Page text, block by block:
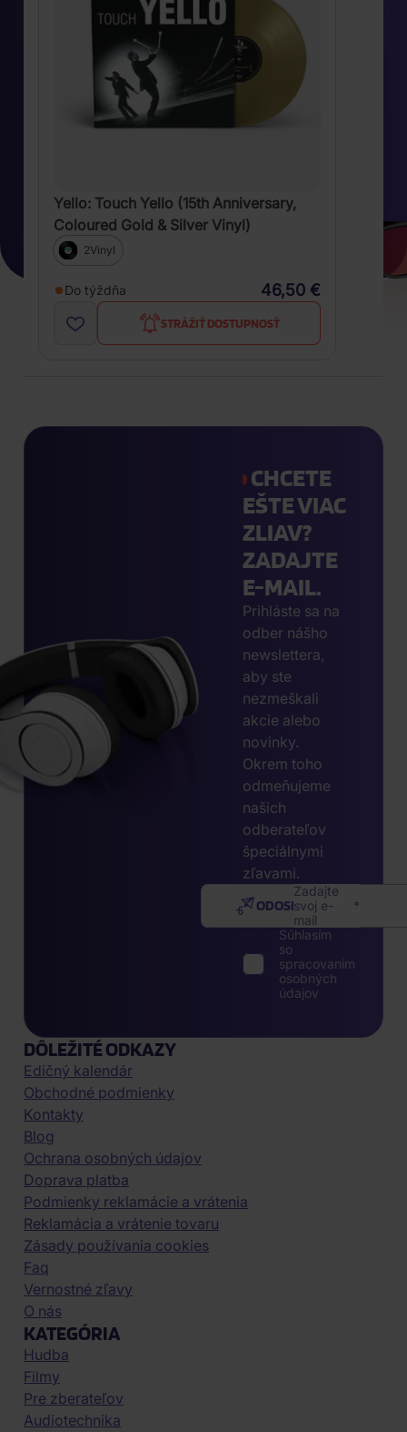
Yello: Touch Yello (15th Anniversary,
Coloured Gold & Silver Vinyl)
2Vinyl
Do týždňa 46,50 €
STRÁŽIŤ DOSTUPNOSŤ
CHCETE
EŠTE VIAC
ZLIAV?
ZADAJTE
E-MAIL.
Prihláste sa na
odber nášho
newslettera,
aby ste
nezmeškali
akcie alebo
novinky.
Okrem toho
odmeňujeme
našich
odberateľov
špeciálnymi
zľavami.
Zadajte
svoj e-
mail
ODOSLAŤ
Súhlasím
so
spracovaním
osobných
údajov
DÔLEŽITÉ ODKAZY
Edičný kalendár
Obchodné podmienky
Kontakty
Blog
Ochrana osobných údajov
Doprava platba
Podmienky reklamácie a vrátenia
Reklamácia a vrátenie tovaru
Zásady používania cookies
Faq
Vernostné zľavy
O nás
KATEGÓRIA
Hudba
Filmy
Pre zberateľov
Audiotechnika